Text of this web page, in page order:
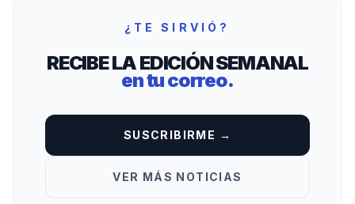
¿TE SIRVIÓ?
RECIBE LA EDICIÓN SEMANAL
en tu correo.
SUSCRIBIRME →
VER MÁS NOTICIAS